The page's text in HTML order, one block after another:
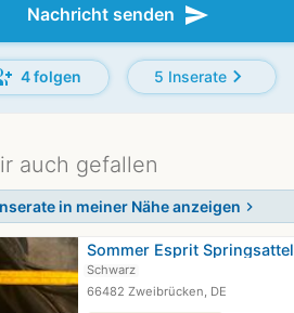
Nachricht senden send
4 folgen 5 Inseratechevron_right
auch gefallen
in meiner Nähe anzeigen chevron_right
Sommer Esprit Springsattel
Schwarz
66482 Zweibrücken, DE